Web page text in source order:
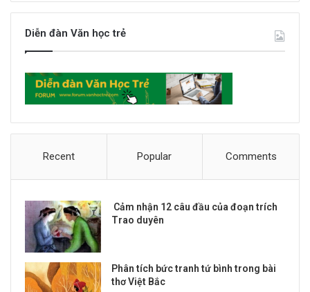
Diễn đàn Văn học trẻ
Recent Popular Comments
Cảm nhận 12 câu đầu của đoạn trích
Trao duyên
Phân tích bức tranh tứ bình trong bài
thơ Việt Bắc